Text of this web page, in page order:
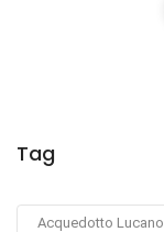
Tag
Acquedotto Lucano